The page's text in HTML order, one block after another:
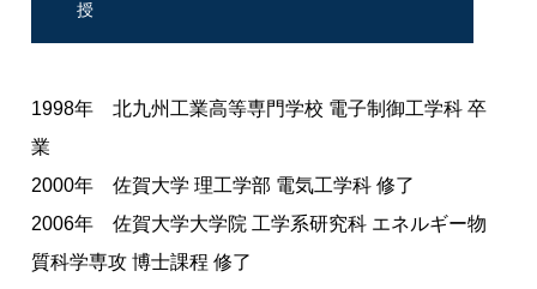
授
1998年 北九州工業高等専門学校 電子制御工学科 卒
業
2000年 佐賀大学 理工学部 電気工学科 修了
2006年 佐賀大学大学院 工学系研究科 エネルギー物
質科学専攻 博士課程 修了